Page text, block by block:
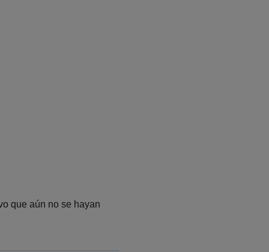
que aún no se hayan